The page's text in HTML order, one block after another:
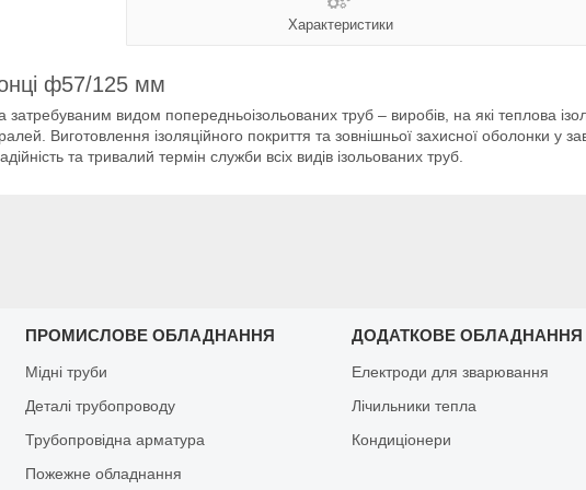
Характеристики
ф57/125 мм
видом попередньоізольованих труб – виробів, на які теплова
Виготовлення ізоляційного покриття та зовнішньої захисної оболонки у
та тривалий термін служби всіх видів ізольованих труб.
ПРОМИСЛОВЕ ОБЛАДНАННЯ
Мідні труби
Деталі трубопроводу
Трубопровідна арматура
Пожежне обладнання
ДОДАТКОВЕ ОБЛАДНАННЯ
Електроди для зварювання
Лічильники тепла
Кондиціонери